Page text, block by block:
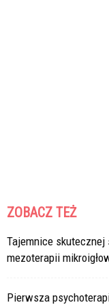
ZOBACZ TEŻ
Tajemnice
mezoterapii
Pierwsza